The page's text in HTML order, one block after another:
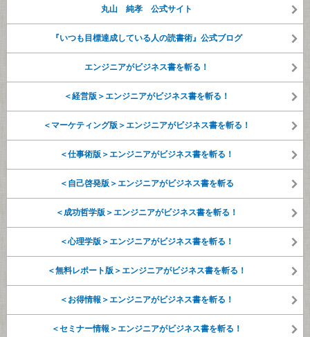
丸山 純孝 公式サイト
『いつも目標達成している人の読書術』公式ブログ
エンジニアがビジネス書を斬る！
＜経営版＞エンジニアがビジネス書を斬る！
＜マーケティング版＞エンジニアがビジネス書を斬る！
＜仕事術版＞エンジニアがビジネス書を斬る！
＜自己啓発版＞エンジニアがビジネス書を斬る
＜成功哲学版＞エンジニアがビジネス書を斬る！
＜心理学版＞エンジニアがビジネス書を斬る！
＜無料レポート版＞エンジニアがビジネス書を斬る！
＜お得情報＞エンジニアがビジネス書を斬る！
＜セミナー情報＞エンジニアがビジネス書を斬る！